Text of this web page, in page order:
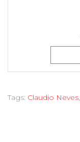
Tags: Claudio Neves,